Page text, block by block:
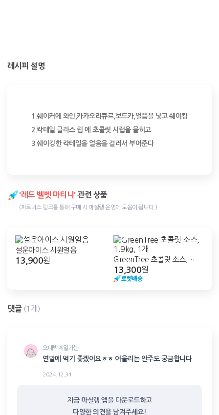
레시피 설명
1.쉐이커에 와인,카카오리큐르,보드카,얼음을 넣고 쉐이킹
2.칵테일 글라스 립 에 초콜릿 시럽을 뭍히고
3.쉐이킹한 칵테일을 얼음을 걸러서 부어준다
'레드 벨벳 마티니' 관련 상품
(파트너스 링크를 통해 구매 시 마실랭 운영에 도움이 됩니다.)
설운아이스 시원얼음
13,900원
GreenTree 초콜릿 소스,
1.9kg, 1개
13,300원
댓글 (1개)
오대박제일가는
연말에 먹기 좋겠어요ㅎㅎ 어울리는 안주도 궁금합니다
2024.12.31
지금 마실랭 앱을 다운로드하고
다양한 의견을 남겨주세요!